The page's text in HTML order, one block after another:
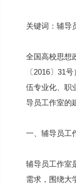
关键词：辅导
全国高校思想
〔2016〕31
伍专业化、职
导员工作室的
一、辅导员工
辅导员工作室
需求，围绕大